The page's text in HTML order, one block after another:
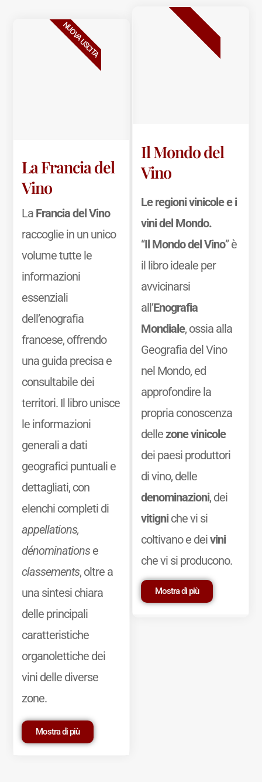
La Francia del
Vino
La Francia del Vino
raccoglie in un unico
volume tutte le
informazioni
essenziali
dell’enografia
francese, offrendo
una guida precisa e
consultabile dei
territori. Il libro unisce
le informazioni
generali a dati
geografici puntuali e
dettagliati, con
elenchi completi di
appellations,
dénominationse
classements, oltre a
una sintesi chiara
delle principali
caratteristiche
organolettiche dei
vini delle diverse
zone.
Mostra di più
NUOVA USCITA
Il Mondo del
Vino
Le regioni vinicole e i
vini del Mondo.
“Il Mondo del Vino” è
il libro ideale per
avvicinarsi
all’Enografia
Mondiale, ossia alla
Geografia del Vino
nel Mondo, ed
approfondire la
propria conoscenza
dellezone vinicole
dei paesi produttori
di vino, delle
denominazioni, dei
vitigniche vi si
coltivano e deivini
che vi si producono.
Mostra di più
BESTSELLER